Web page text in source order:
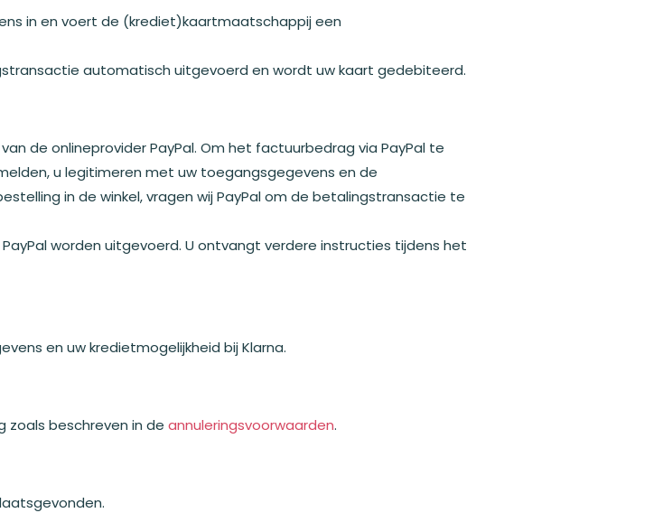
in en voert de (krediet)kaartmaatschappij een
automatisch uitgevoerd en wordt uw kaart gedebiteerd.
de onlineprovider PayPal. Om het factuurbedrag via PayPal te
u legitimeren met uw toegangsgegevens en de
in de winkel, vragen wij PayPal om de betalingstransactie te
worden uitgevoerd. U ontvangt verdere instructies tijdens het
en uw kredietmogelijkheid bij Klarna.
beschreven in de annuleringsvoorwaarden.